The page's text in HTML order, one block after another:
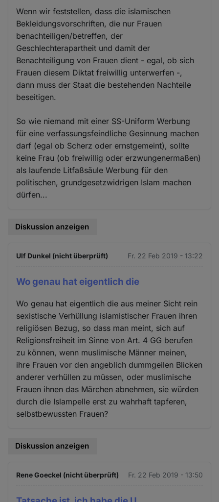
Wenn wir feststellen, dass die islamischen
Bekleidungsvorschriften, die nur Frauen
benachteiligen/betreffen, der
Geschlechterapartheit und damit der
Benachteiligung von Frauen dient - egal, ob sich
Frauen diesem Diktat freiwillig unterwerfen -,
dann muss der Staat die bestehenden Nachteile
beseitigen.
So wie niemand mit einer SS-Uniform Werbung
für eine verfassungsfeindliche Gesinnung machen
darf (egal ob Scherz oder ernstgemeint), sollte
keine Frau (ob freiwillig oder erzwungenermaßen)
als laufende Litfaßsäule Werbung für den
politischen, grundgesetzwidrigen Islam machen
dürfen...
Diskussion anzeigen
Ulf Dunkel (nicht überprüft) Fr. 22 Feb 2019 - 13:22
Wo genau hat eigentlich die
Wo genau hat eigentlich die aus meiner Sicht rein
sexistische Verhüllung islamistischer Frauen ihren
religiösen Bezug, so dass man meint, sich auf
Religionsfreiheit im Sinne von Art. 4 GG berufen
zu können, wenn muslimische Männer meinen,
ihre Frauen vor den angeblich dummgeilen Blicken
anderer verhüllen zu müssen, oder muslimische
Frauen ihnen das Märchen abnehmen, sie würden
durch die Islampelle erst zu wahrhaft tapferen,
selbstbewussten Frauen?
Diskussion anzeigen
Rene Goeckel (nicht überprüft) Fr. 22 Feb 2019 - 13:50